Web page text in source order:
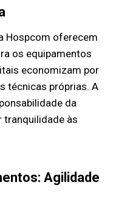
Hospcom oferecem
os equipamentos
economizam por
técnicas próprias. A
da
tranquilidade às
Agilidade